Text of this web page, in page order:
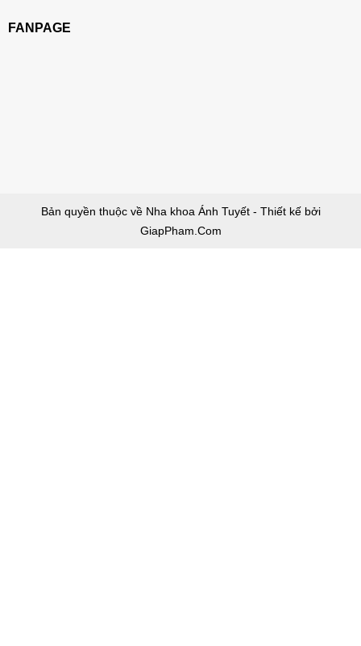
FANPAGE
Bản quyền thuộc về Nha khoa Ánh Tuyết - Thiết kế bởi
GiapPham.Com